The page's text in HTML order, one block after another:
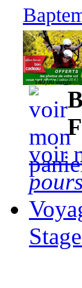
140,00 euros
voir